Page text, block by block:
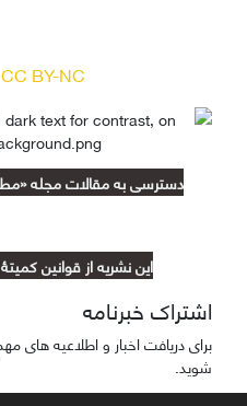
CC BY-NC
دسترسی به مقالات مجله
این نشریه از قوانین
اشتراک خبرنامه
برای دریافت اخبار و اطلاعیه های
شوید.